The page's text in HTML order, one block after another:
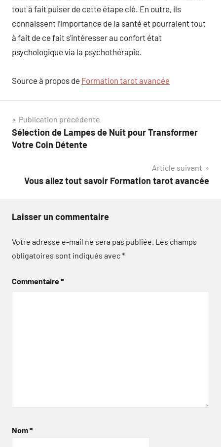
tout à fait puiser de cette étape clé. En outre, ils
connaissent l’importance de la santé et pourraient tout
à fait de ce fait s’intéresser au confort état
psychologique via la psychothérapie.
Source à propos de Formation tarot avancée
Navigation
de
Publication précédente
Sélection de Lampes de Nuit pour Transformer
Votre Coin Détente
Article suivant
Vous allez tout savoir Formation tarot avancée
Laisser un commentaire
Votre adresse e-mail ne sera pas publiée. Les champs
obligatoires sont indiqués avec*
Commentaire*
Nom*